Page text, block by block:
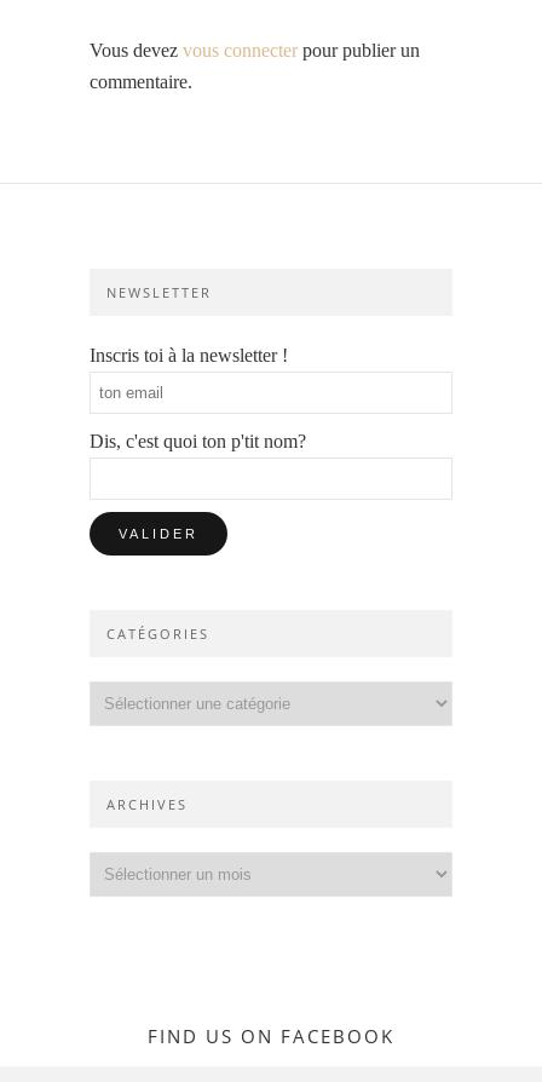
Vous devez vous connecter pour publier un
commentaire.
NEWSLETTER
Inscris toi à la newsletter !
Dis, c'est quoi ton p'tit nom?
CATÉGORIES
ARCHIVES
FIND US ON FACEBOOK